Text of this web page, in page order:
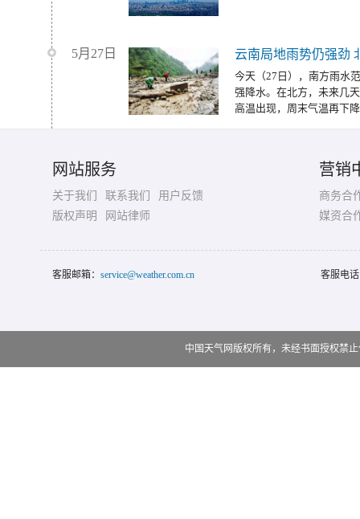
5月27日 云南局地雨势仍强劲
今天（27日），南方雨水
强降水。在北方，未来几
高温出现，周末气温再下
网站服务
关于我们 联系我们
用户反馈
版权声明
网站律师
营销
商务合
媒资合
客服邮箱： service@weather.com.cn 客服电
中国天气网版权所有，未经书面授权